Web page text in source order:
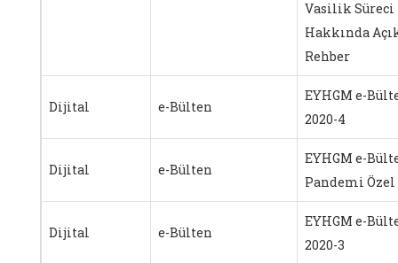
Vasilik Süreci
Hakkında
Rehber
Dijital e-Bülten
EYHGM e-
2020-4
Dijital e-Bülten
EYHGM e-
Pandemi Özel
Dijital e-Bülten
EYHGM e-
2020-3